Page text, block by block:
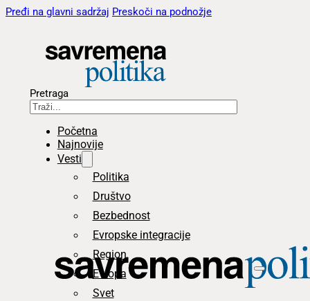
Pređi na glavni sadržaj Preskoči na podnožje
Pretraga
Početna
Najnovije
Vesti
Politika
Društvo
Bezbednost
Evropske integracije
Region
Evropa
Svet